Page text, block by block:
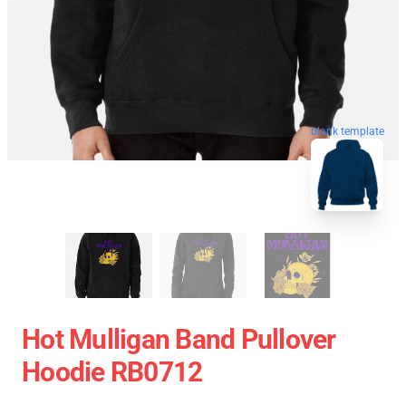
blank template
Hot Mulligan Band Pullover
Hoodie RB0712